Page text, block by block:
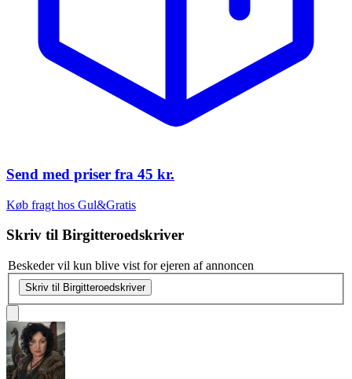
Send med priser fra 45 kr.
Køb fragt hos Gul&Gratis
Skriv til Birgitteroedskriver
Beskeder vil kun blive vist for ejeren af annoncen
Skriv til Birgitteroedskriver